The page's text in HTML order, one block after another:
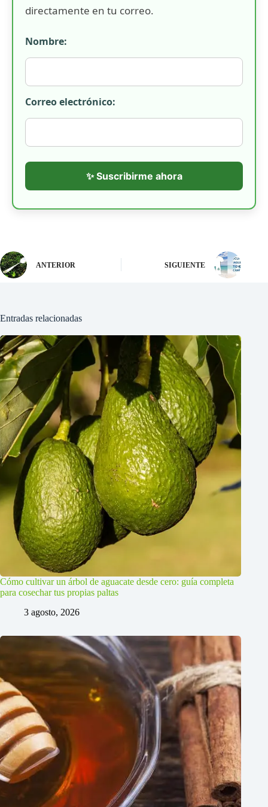
directamente en tu correo.
Nombre:
Correo electrónico:
✨ Suscribirme ahora
ANTERIOR SIGUIENTE
Entradas relacionadas
Cómo cultivar un árbol de aguacate desde cero: guía completa
para cosechar tus propias paltas
3 agosto, 2026